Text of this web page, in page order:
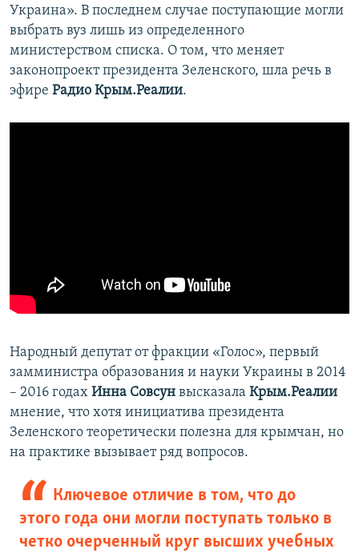
Украина». В последнем случае поступающие могли
выбрать вуз лишь из определенного
министерством списка. О том, что меняет
законопроект президента Зеленского, шла речь в
эфире Радио Крым.Реалии.
Народный депутат от фракции «Голос», первый
замминистра образования и науки Украины в 2014
– 2016 годах Инна Совсун высказала Крым.Реалии
мнение, что хотя инициатива президента
Зеленского теоретически полезна для крымчан, но
на практике вызывает ряд вопросов.
Ключевое отличие в том, что до
этого года они могли поступать только в
четко очерченный круг высших учебных